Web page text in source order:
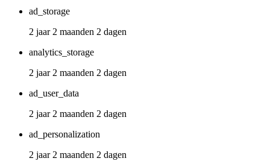
ad_storage
2 jaar 2 maanden 2 dagen
analytics_storage
2 jaar 2 maanden 2 dagen
ad_user_data
2 jaar 2 maanden 2 dagen
ad_personalization
2 jaar 2 maanden 2 dagen